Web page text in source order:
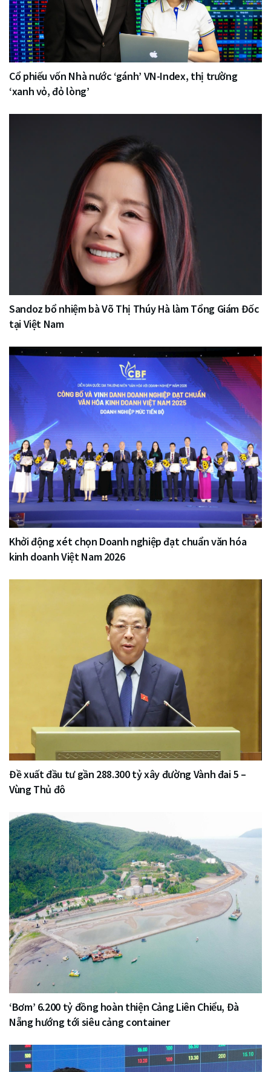
Cổ phiếu vốn Nhà nước ‘gánh’ VN-Index, thị trường
‘xanh vỏ, đỏ lòng’
Sandoz bổ nhiệm bà Võ Thị Thúy Hà làm Tổng Giám Đốc
tại Việt Nam
Khởi động xét chọn Doanh nghiệp đạt chuẩn văn hóa
kinh doanh Việt Nam 2026
Đề xuất đầu tư gần 288.300 tỷ xây đường Vành đai 5 –
Vùng Thủ đô
‘Bơm’ 6.200 tỷ đồng hoàn thiện Cảng Liên Chiểu, Đà
Nẵng hướng tới siêu cảng container